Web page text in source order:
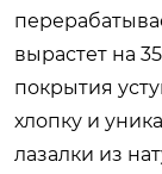
вырастет на
покрытия
хлопку и
лазалки из